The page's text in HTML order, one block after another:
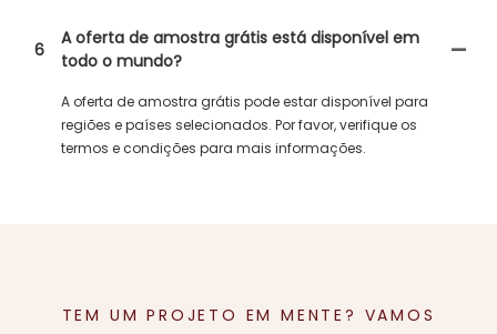
6
A oferta de amostra grátis está disponível em
todo o mundo?
A oferta de amostra grátis pode estar disponível para
regiões e países selecionados. Por favor, verifique os
termos e condições para mais informações.
TEM UM PROJETO EM MENTE? VAMOS